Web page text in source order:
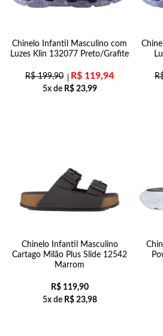
Chinelo Infantil Masculino com
Luzes Klin 132077 Preto/Grafite
R$199,90 R$ 119,94
5x de R$23,99
Chinelo Infantil Masculino
Cartago Milão Plus Slide 12542
Marrom
R$119,90
5x de R$23,98